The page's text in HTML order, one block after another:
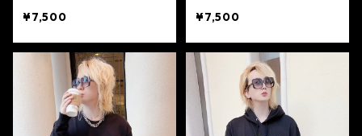
バーラメ］
¥7,500
ックラメ］
¥7,500